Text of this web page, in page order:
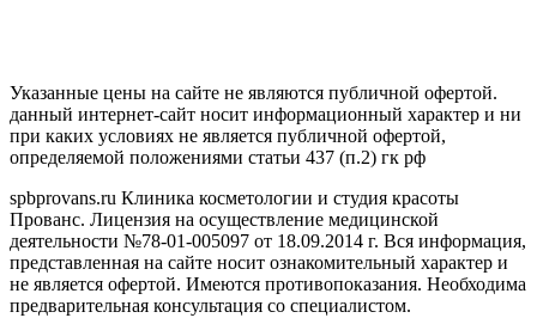
Указанные цены на сайте не являются публичной офертой.
данный интернет-сайт носит информационный характер и ни
при каких условиях не является публичной офертой,
определяемой положениями статьи 437 (п.2) гк рф
spbprovans.ru Клиника косметологии и студия красоты
Прованс. Лицензия на осуществление медицинской
деятельности №78-01-005097 от 18.09.2014 г. Вся информация,
представленная на сайте носит ознакомительный характер и
не является офертой. Имеются противопоказания. Необходима
предварительная консультация со специалистом.